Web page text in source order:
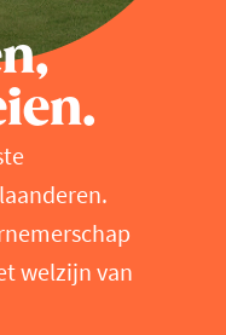
welzijn van